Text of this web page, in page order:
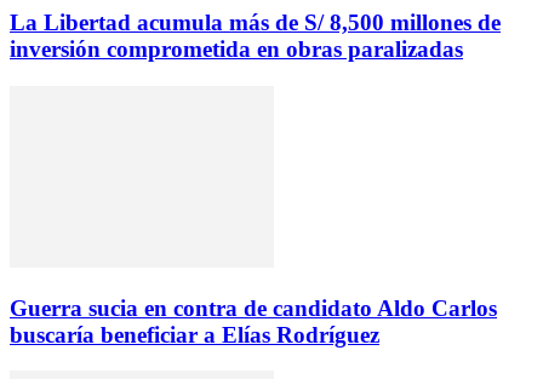
La Libertad acumula más de S/ 8,500 millones de
inversión comprometida en obras paralizadas
Guerra sucia en contra de candidato Aldo Carlos
buscaría beneficiar a Elías Rodríguez